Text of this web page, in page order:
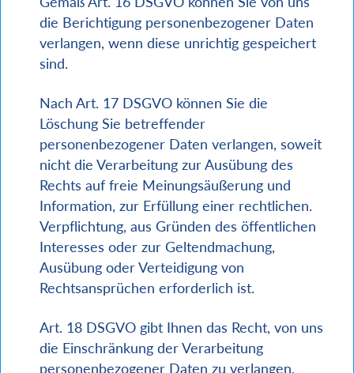
die Berichtigung personenbezogener Daten
verlangen, wenn diese unrichtig gespeichert
sind.
Nach Art. 17 DSGVO können Sie die
Löschung Sie betreffender
personenbezogener Daten verlangen, soweit
nicht die Verarbeitung zur Ausübung des
Rechts auf freie Meinungsäußerung und
Information, zur Erfüllung einer rechtlichen.
Verpflichtung, aus Gründen des öffentlichen
Interesses oder zur Geltendmachung,
Ausübung oder Verteidigung von
Rechtsansprüchen erforderlich ist.
Art. 18 DSGVO gibt Ihnen das Recht, von uns
die Einschränkung der Verarbeitung
personenbezogener Daten zu verlangen,